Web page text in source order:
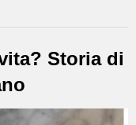
Storia di